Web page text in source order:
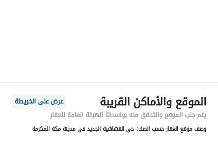
رقم المبنى
2559
الرقم الاضافي
9668
الموقع والأماكن القريبة
عرض على الخريطة
يتم جلب الموقع والتحقق منه بواسطة الهيئة العامة للعقار
وصف موقع العقار حسب الصك: حي القشاشية الجديد في مدينة مكة المكرمة